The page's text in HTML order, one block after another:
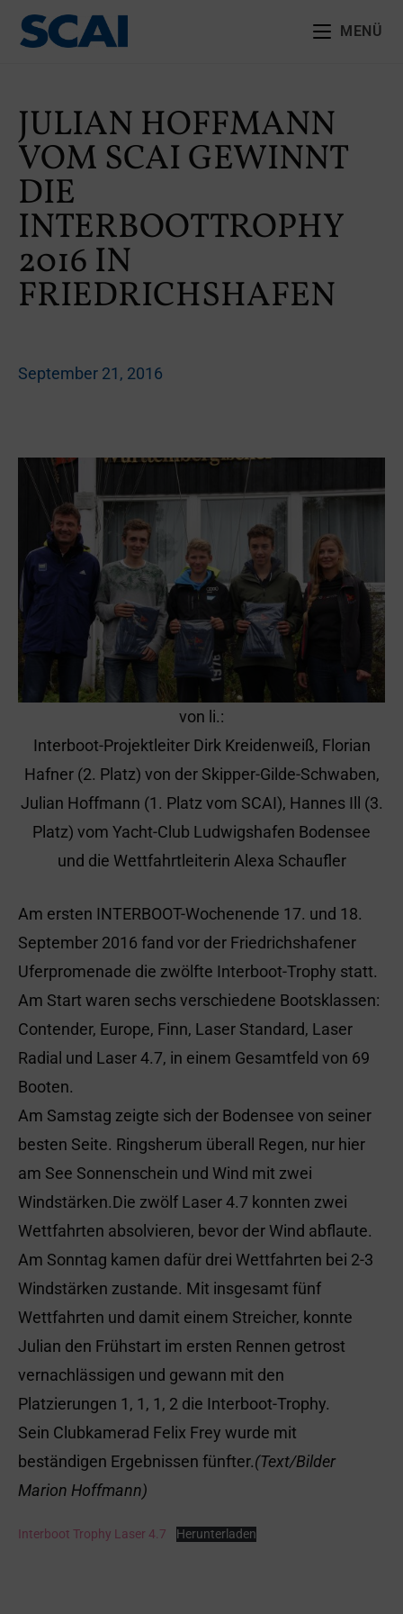
MENÜ
JULIAN HOFFMANN
VOM SCAI GEWINNT
DIE
INTERBOOTTROPHY
2016 IN
FRIEDRICHSHAFEN
September 21, 2016
von li.:
Interboot-Projektleiter Dirk Kreidenweiß, Florian
Hafner (2. Platz) von der Skipper-Gilde-Schwaben,
Julian Hoffmann (1. Platz vom SCAI), Hannes Ill (3.
Platz) vom Yacht-Club Ludwigshafen Bodensee
und die Wettfahrtleiterin Alexa Schaufler
Am ersten INTERBOOT-Wochenende 17. und 18.
September 2016 fand vor der Friedrichshafener
Uferpromenade die zwölfte Interboot-Trophy statt.
Am Start waren sechs verschiedene Bootsklassen:
Contender, Europe, Finn, Laser Standard, Laser
Radial und Laser 4.7, in einem Gesamtfeld von 69
Booten.
Am Samstag zeigte sich der Bodensee von seiner
besten Seite. Ringsherum überall Regen, nur hier
am See Sonnenschein und Wind mit zwei
Windstärken.Die zwölf Laser 4.7 konnten zwei
Wettfahrten absolvieren, bevor der Wind abflaute.
Am Sonntag kamen dafür drei Wettfahrten bei 2-3
Windstärken zustande. Mit insgesamt fünf
Wettfahrten und damit einem Streicher, konnte
Julian den Frühstart im ersten Rennen getrost
vernachlässigen und gewann mit den
Platzierungen 1, 1, 1, 2 die Interboot-Trophy.
Sein Clubkamerad Felix Frey wurde mit
beständigen Ergebnissen fünfter.(Text/Bilder
Marion Hoffmann)
Interboot Trophy Laser 4.7 Herunterladen